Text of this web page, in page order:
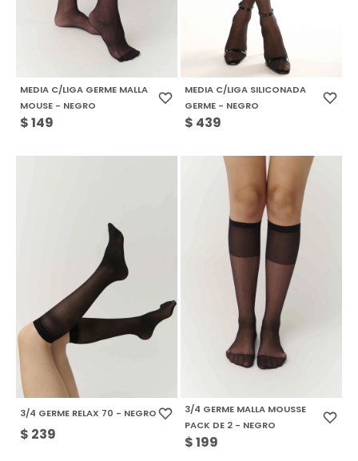
MEDIA C/LIGA GERME MALLA
MOUSE - NEGRO
$149
MEDIA C/LIGA SILICONADA
GERME - NEGRO
$ 439
3/4 GERME RELAX 70 - NEGRO
$ 239
3/4 GERME MALLA MOUSSE
PACK DE 2 - NEGRO
$199